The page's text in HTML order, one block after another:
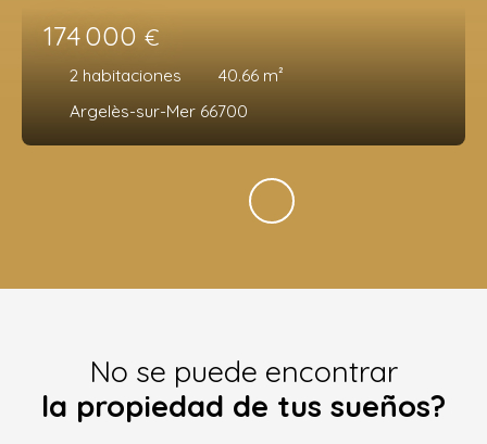
174 000 €
2 habitaciones 40.66 m²
Argelès-sur-Mer 66700
No se puede encontrar
la propiedad de tus sueños?